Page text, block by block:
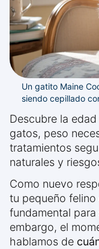
Un gatito Maine
siendo cepillado
Descubre la
gatos, peso
tratamientos
naturales y
Como nuevo
tu pequeño
fundamental para
embargo, el
hablamos de